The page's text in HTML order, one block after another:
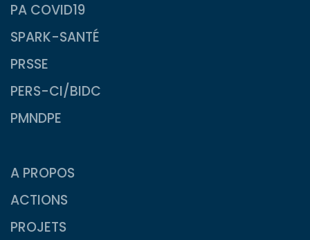
PA COVID19
SPARK-SANTÉ
PRSSE
PERS-CI/BIDC
PMNDPE
A PROPOS
ACTIONS
PROJETS